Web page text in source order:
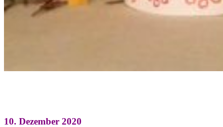
10. Dezember 2020